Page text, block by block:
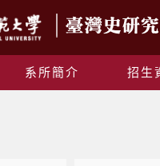
系所簡介 招生